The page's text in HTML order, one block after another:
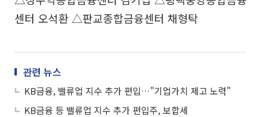
센터 오석환 △판교종합금융센터 채형탁
관련 뉴스
KB금융, 밸류업 지수 추가 편입…"기업가치 제고 노력"
KB금융 등 밸류업 지수 추가 편입주, 보합세